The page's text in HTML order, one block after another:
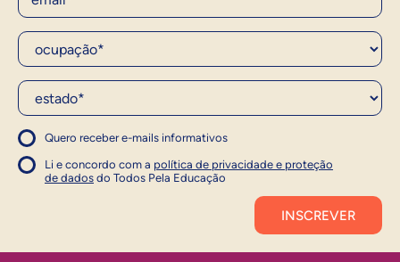
Ocupação*
Estado*
Quero receber e-mails informativos
1
Concordo com a política
Concordo com a política
Li e concordo com a política de privacidade e proteção
de dados do Todos Pela Educação
1